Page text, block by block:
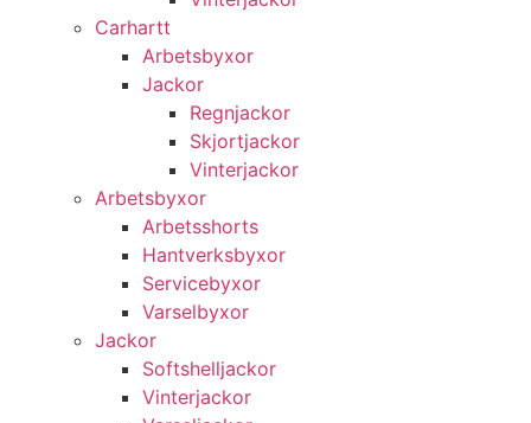
Carhartt
Arbetsbyxor
Jackor
Regnjackor
Skjortjackor
Vinterjackor
Arbetsbyxor
Arbetsshorts
Hantverksbyxor
Servicebyxor
Varselbyxor
Jackor
Softshelljackor
Vinterjackor